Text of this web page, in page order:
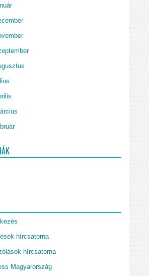
hírcsatorna
hírcsatorna
Magyarország